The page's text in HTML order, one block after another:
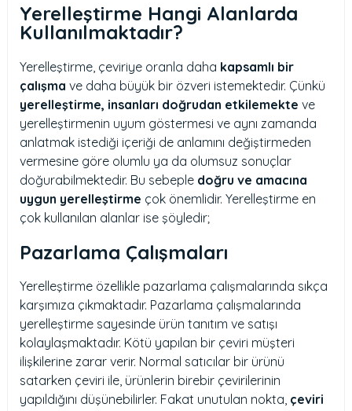
Yerelleştirme Hangi Alanlarda
Kullanılmaktadır?
Yerelleştirme, çeviriye oranla daha kapsamlı bir
çalışma ve daha büyük bir özveri istemektedir. Çünkü
yerelleştirme, insanları doğrudan etkilemekte ve
yerelleştirmenin uyum göstermesi ve aynı zamanda
anlatmak istediği içeriği de anlamını değiştirmeden
vermesine göre olumlu ya da olumsuz sonuçlar
doğurabilmektedir. Bu sebeple doğru ve amacına
uygun yerelleştirme çok önemlidir. Yerelleştirme en
çok kullanılan alanlar ise şöyledir;
Pazarlama Çalışmaları
Yerelleştirme özellikle pazarlama çalışmalarında sıkça
karşımıza çıkmaktadır. Pazarlama çalışmalarında
yerelleştirme sayesinde ürün tanıtım ve satışı
kolaylaşmaktadır. Kötü yapılan bir çeviri müşteri
ilişkilerine zarar verir. Normal satıcılar bir ürünü
satarken çeviri ile, ürünlerin birebir çevirilerinin
yapıldığını düşünebilirler. Fakat unutulan nokta, çeviri